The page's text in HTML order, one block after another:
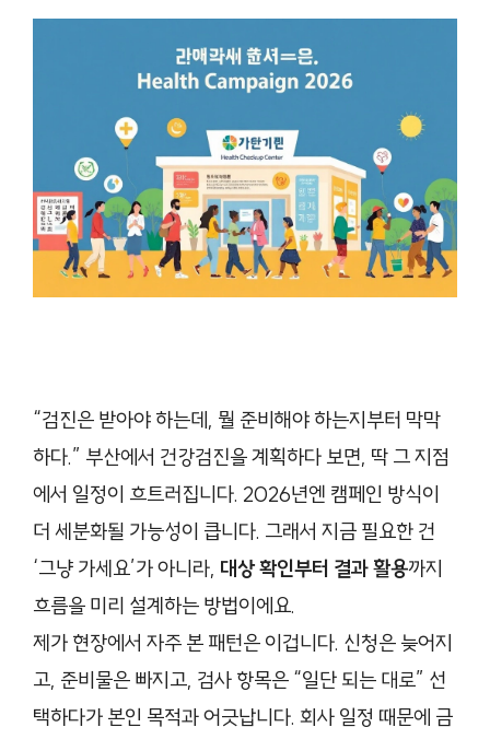
“검진은 받아야 하는데, 뭘 준비해야 하는지부터 막막
하다.” 부산에서 건강검진을 계획하다 보면, 딱 그 지점
에서 일정이 흐트러집니다. 2026년엔 캠페인 방식이
더 세분화될 가능성이 큽니다. 그래서 지금 필요한 건
‘그냥 가세요’가 아니라, 대상 확인부터 결과 활용까지
흐름을 미리 설계하는 방법이에요.
제가 현장에서 자주 본 패턴은 이겁니다. 신청은 늦어지
고, 준비물은 빠지고, 검사 항목은 “일단 되는 대로” 선
택하다가 본인 목적과 어긋납니다. 회사 일정 때문에 금